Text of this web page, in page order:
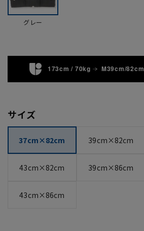
グレー
173cm / 70kg M39cm/82cm
サイズ
37cm×82cm 39cm×82cm
43cm×82cm 39cm×86cm
43cm×86cm